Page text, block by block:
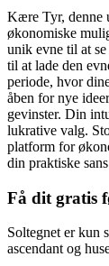
Kære Tyr, denne
økonomiske
unik evne til at
til at lade den
periode, hvor
åben for nye
gevinster. Din
lukrative valg.
platform for
din praktiske
Få dit gratis
Soltegnet er kun
ascendant og